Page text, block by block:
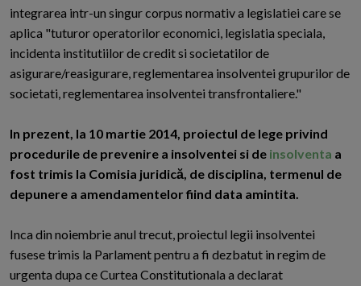
integrarea intr-un singur corpus normativ a legislatiei care se
aplica "tuturor operatorilor economici, legislatia speciala,
incidenta institutiilor de credit si societatilor de
asigurare/reasigurare, reglementarea insolventei grupurilor de
societati, reglementarea insolventei transfrontaliere."
In prezent, la 10 martie 2014, proiectul de lege privind
procedurile de prevenire a insolventei si de insolventa a
fost trimis la Comisia juridică, de disciplina, termenul de
depunere a amendamentelor fiind data amintita.
Inca din noiembrie anul trecut, proiectul legii insolventei
fusese trimis la Parlament pentru a fi dezbatut in regim de
urgenta dupa ce Curtea Constitutionala a declarat